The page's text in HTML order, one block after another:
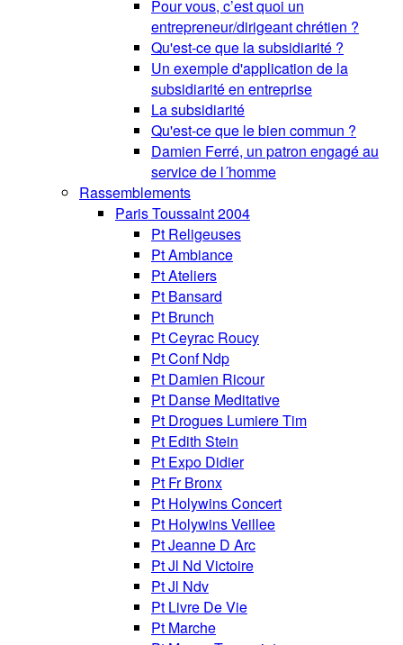
Pour vous, c’est quoi un
entrepreneur/dirigeant chrétien ?
Qu'est-ce que la subsidiarité ?
Un exemple d'application de la
subsidiarité en entreprise
La subsidiarité
Qu'est-ce que le bien commun ?
Damien Ferré, un patron engagé au
service de l´homme
Rassemblements
Paris Toussaint 2004
Pt Religeuses
Pt Ambiance
Pt Ateliers
Pt Bansard
Pt Brunch
Pt Ceyrac Roucy
Pt Conf Ndp
Pt Damien Ricour
Pt Danse Meditative
Pt Drogues Lumiere Tim
Pt Edith Stein
Pt Expo Didier
Pt Fr Bronx
Pt Holywins Concert
Pt Holywins Veillee
Pt Jeanne D Arc
Pt Jl Nd Victoire
Pt Jl Ndv
Pt Livre De Vie
Pt Marche